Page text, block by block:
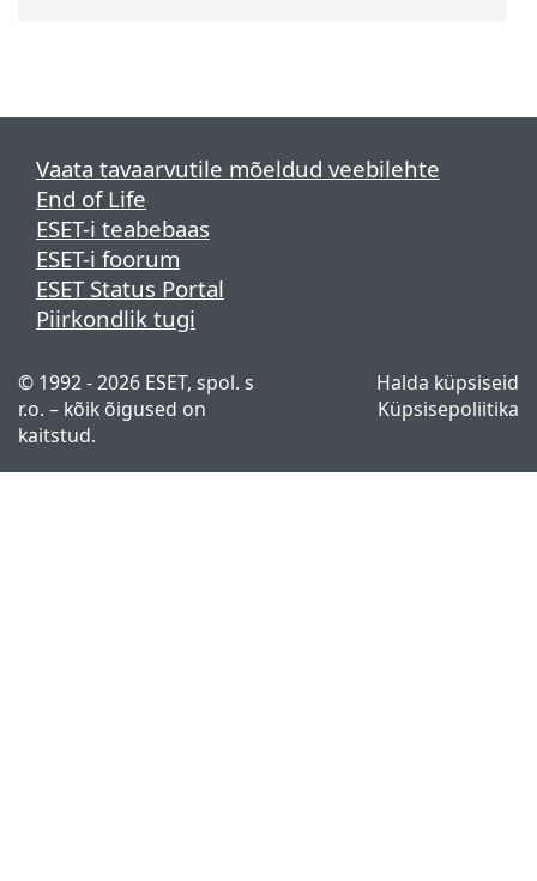
Vaata tavaarvutile mõeldud veebilehte
End of Life
ESET-i teabebaas
ESET-i foorum
ESET Status Portal
Piirkondlik tugi
© 1992 - 2026 ESET, spol. s
r.o. – kõik õigused on
kaitstud.
Halda küpsiseid
Küpsisepoliitika